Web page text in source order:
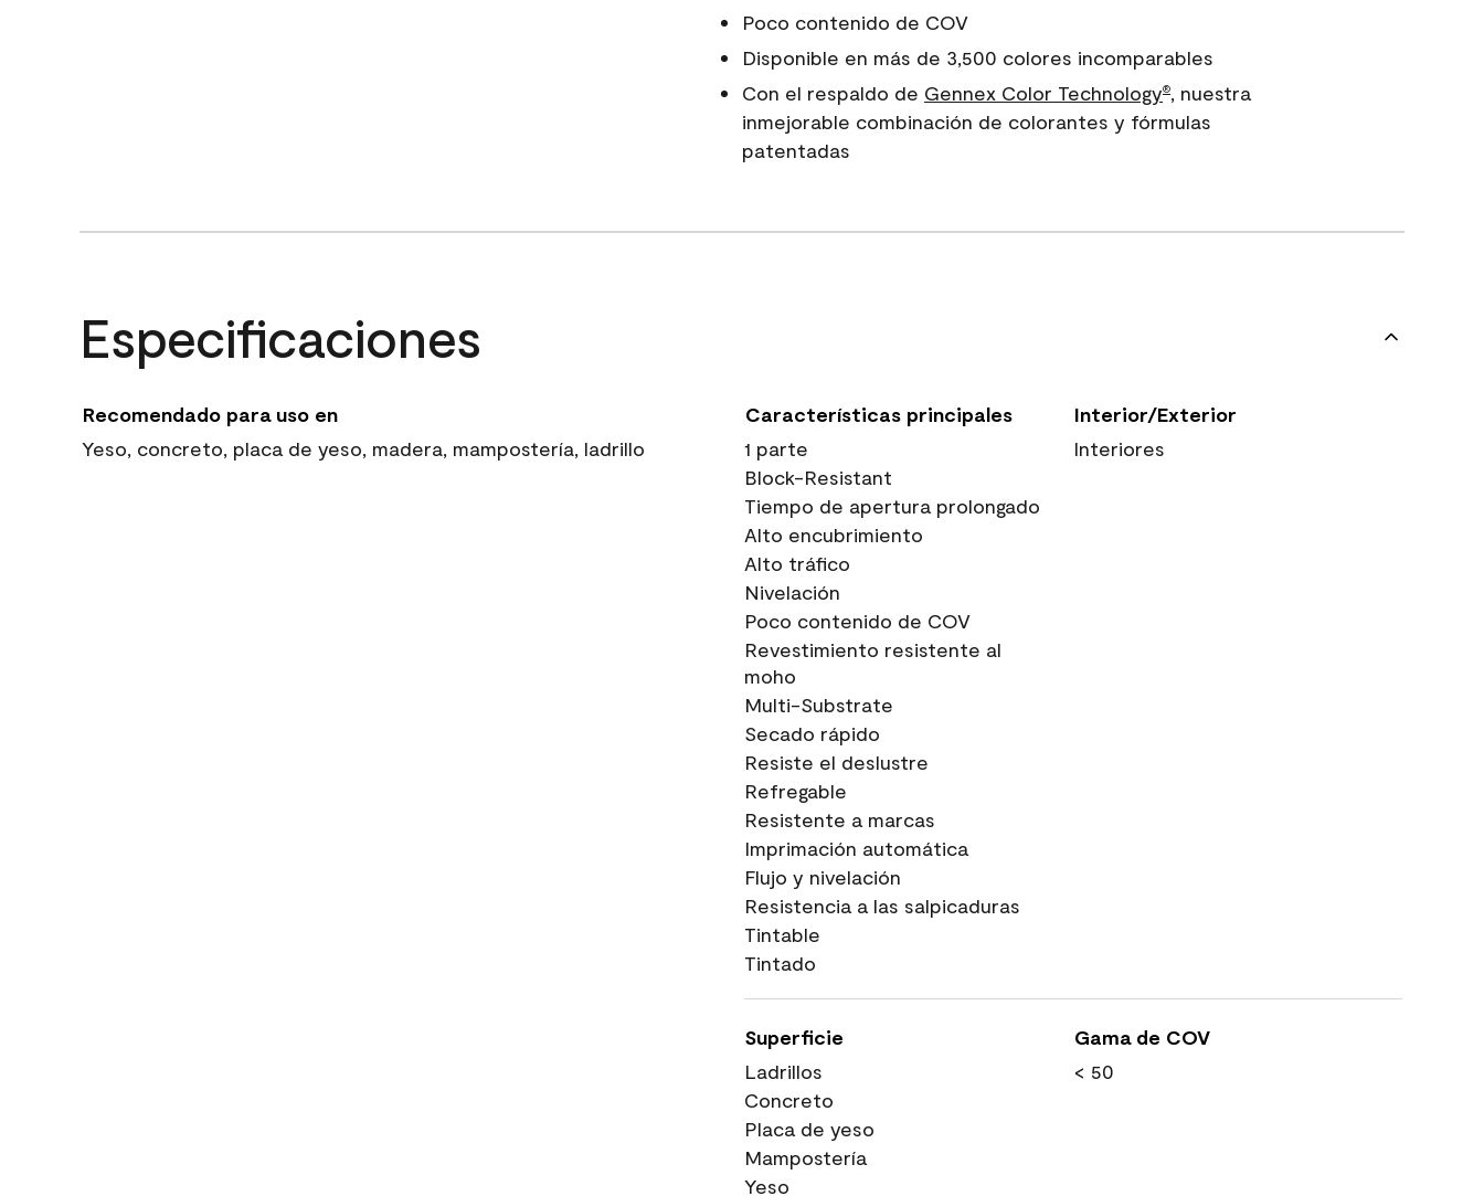
Poco contenido de COV
Disponible en más de 3,500 colores incomparables
Con el respaldo de Gennex Color Technology®, nuestra
inmejorable combinación de colorantes y fórmulas
patentadas
Especificaciones
Recomendado para uso en
Yeso, concreto, placa de yeso, madera, mampostería, ladrillo
Características principales
1 parte
Block-Resistant
Tiempo de apertura prolongado
Alto encubrimiento
Alto tráfico
Nivelación
Poco contenido de COV
Revestimiento resistente al
moho
Multi-Substrate
Secado rápido
Resiste el deslustre
Refregable
Resistente a marcas
Imprimación automática
Flujo y nivelación
Resistencia a las salpicaduras
Tintable
Tintado
Interior/Exterior
Interiores
Superficie
Ladrillos
Concreto
Placa de yeso
Mampostería
Yeso
Gama de COV
< 50